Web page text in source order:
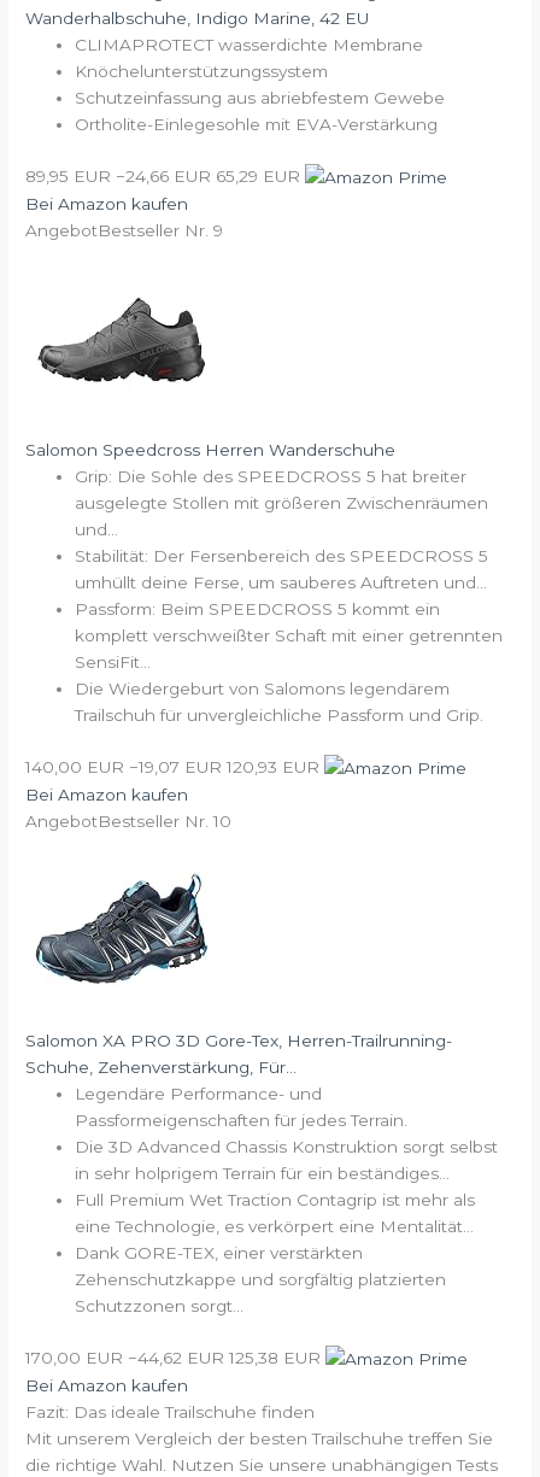
Wanderhalbschuhe, Indigo Marine, 42 EU
CLIMAPROTECT wasserdichte Membrane
Knöchelunterstützungssystem
Schutzeinfassung aus abriebfestem Gewebe
Ortholite-Einlegesohle mit EVA-Verstärkung
89,95 EUR −24,66 EUR 65,29 EUR
Bei Amazon kaufen
AngebotBestseller Nr. 9
Salomon Speedcross Herren Wanderschuhe
Grip: Die Sohle des SPEEDCROSS 5 hat breiter
ausgelegte Stollen mit größeren Zwischenräumen
und...
Stabilität: Der Fersenbereich des SPEEDCROSS 5
umhüllt deine Ferse, um sauberes Auftreten und...
Passform: Beim SPEEDCROSS 5 kommt ein
komplett verschweißter Schaft mit einer getrennten
SensiFit...
Die Wiedergeburt von Salomons legendärem
Trailschuh für unvergleichliche Passform und Grip.
140,00 EUR −19,07 EUR 120,93 EUR
Bei Amazon kaufen
AngebotBestseller Nr. 10
Salomon XA PRO 3D Gore-Tex, Herren-Trailrunning-
Schuhe, Zehenverstärkung, Für...
Legendäre Performance- und
Passformeigenschaften für jedes Terrain.
Die 3D Advanced Chassis Konstruktion sorgt selbst
in sehr holprigem Terrain für ein beständiges...
Full Premium Wet Traction Contagrip ist mehr als
eine Technologie, es verkörpert eine Mentalität...
Dank GORE-TEX, einer verstärkten
Zehenschutzkappe und sorgfältig platzierten
Schutzzonen sorgt...
170,00 EUR −44,62 EUR 125,38 EUR
Bei Amazon kaufen
Fazit: Das ideale Trailschuhe finden
Mit unserem Vergleich der besten Trailschuhe treffen Sie
die richtige Wahl. Nutzen Sie unsere unabhängigen Tests